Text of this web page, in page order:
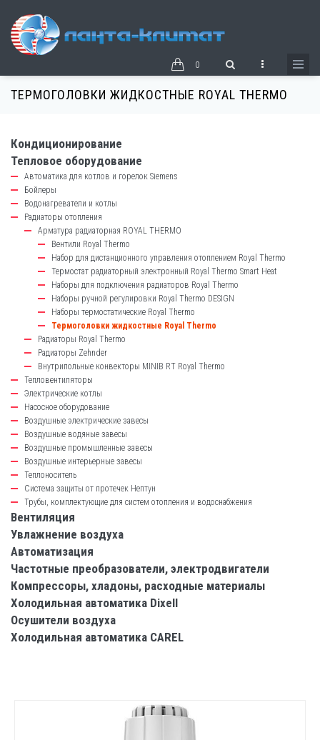
основному
0
ТЕРМОГОЛОВКИ ЖИДКОСТНЫЕ ROYAL THERMO
catalog-
left-
block
Кондиционирование
Тепловое оборудование
Автоматика для котлов и горелок Siemens
Бойлеры
Водонагреватели и котлы
Радиаторы отопления
Арматура радиаторная ROYAL THERMO
Вентили Royal Thermo
Набор для дистанционного управления отоплением Royal Thermo
Термостат радиаторный электронный Royal Thermo Smart Heat
Наборы для подключения радиаторов Royal Thermo
Наборы ручной регулировки Royal Thermo DESIGN
Наборы термостатические Royal Thermo
Термоголовки жидкостные Royal Thermo
Радиаторы Royal Thermo
Радиаторы Zehnder
Внутрипольные конвекторы MINIB RT Royal Thermo
Тепловентиляторы
Электрические котлы
Насосное оборудование
Воздушные электрические завесы
Воздушные водяные завесы
Воздушные промышленные завесы
Воздушные интерьерные завесы
Теплоноситель
Система защиты от протечек Нептун
Трубы, комплектующие для систем отопления и водоснабжения
Вентиляция
Увлажнение воздуха
Автоматизация
Частотные преобразователи, электродвигатели
Компрессоры, хладоны, расходные материалы
Холодильная автоматика Dixell
Осушители воздуха
Холодильная автоматика CAREL